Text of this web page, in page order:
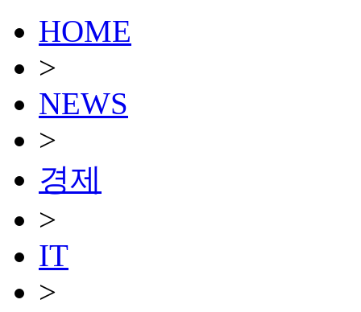
HOME
>
NEWS
>
경제
>
IT
>